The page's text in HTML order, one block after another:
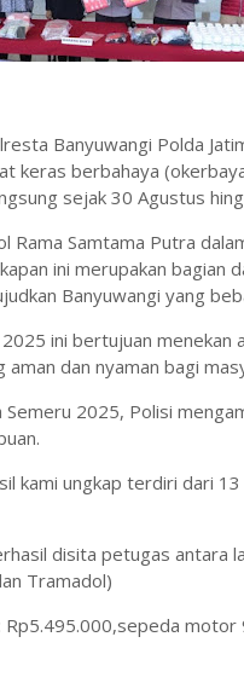
Banyuwangi Polda
keras berbahaya
sejak 30 Agustus
Rama Samtama Putra
ini merupakan bagian
Banyuwangi yang
ini bertujuan menekan
dan nyaman bagi
2025, Polisi
kami ungkap terdiri dari
disita petugas antara
Tramadol)
Rp5.495.000,sepeda